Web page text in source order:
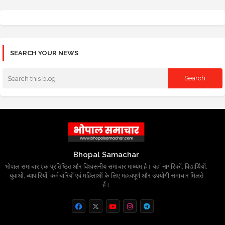
SEARCH YOUR NEWS
Bhopal Samachar
भोपाल समाचार एक प्रतिष्ठित और विश्वसनीय समाचार माध्यम है। यहां नागरिकों, विद्यार्थियों,
युवाओं, व्यापारियों, कर्मचारियों एवं महिलाओं के लिए महत्वपूर्ण और उपयोगी समाचार मिलते
हैं।